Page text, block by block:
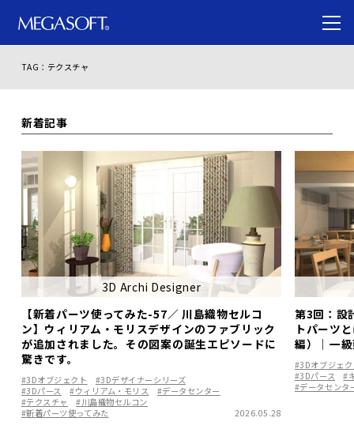
TAG：テクスチャ
新着記事
3D Archi Designer
【新着パーツ使ってみた-57／ 川島織物セルコ
ン】ウィリアム・モリスデザインのファブリック
が追加されました。その図案の誕生エピソードに
驚きです。
#3Dオブジェクト
#3Dデザイナーシリーズ
#3Dパース
#ウィリアム・モリス
#データセンター
#テクスチャ
#川島織物セルコン
#新着パーツ使ってみた
2026.05.28
第3回：設
トパーツ
編）｜一
#3Dオブジェ
#3Dパース
#
#データセンタ